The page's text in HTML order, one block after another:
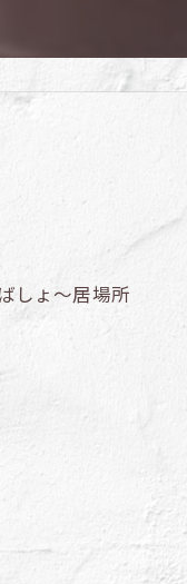
しょ～居場所